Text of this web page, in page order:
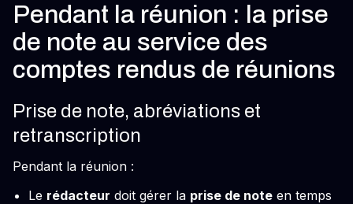
Pendant la réunion : la prise
de note au service des
comptes rendus de réunions
Prise de note, abréviations et
retranscription
Pendant la réunion :
Le rédacteur doit gérer la prise de note en temps